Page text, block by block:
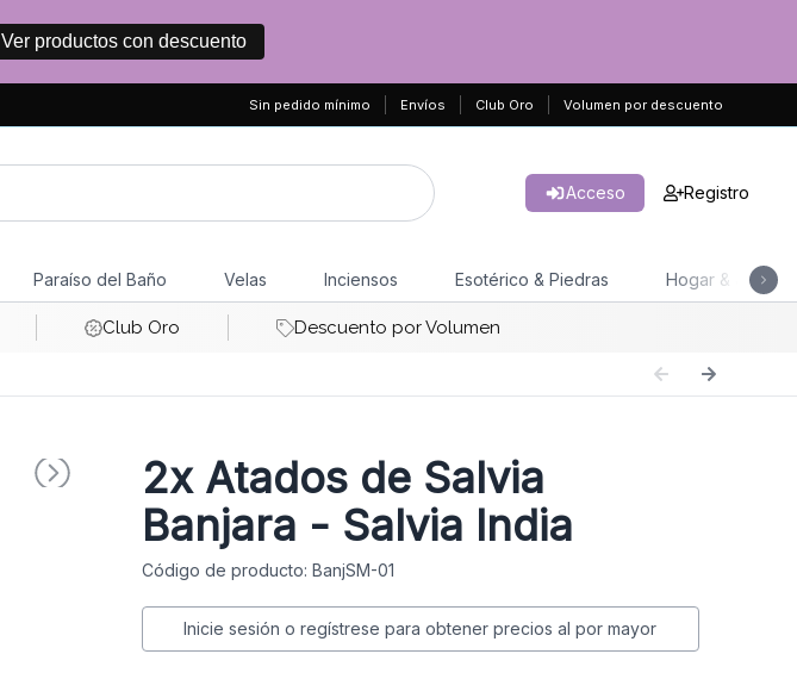
Ver productos con descuento
Sin pedido mínimo Envíos Club Oro Volumen por descuento
Acceso Registro
Paraíso del Baño Velas Inciensos Esotérico & Piedras Hogar & Jardín
Club Oro Descuento por Volumen
2xAtados de Salvia
Banjara - Salvia India
Código de producto: BanjSM-01
Inicie sesión o regístrese para obtener precios al por mayor